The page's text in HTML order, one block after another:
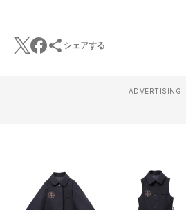
シェアする
ADVERTISING